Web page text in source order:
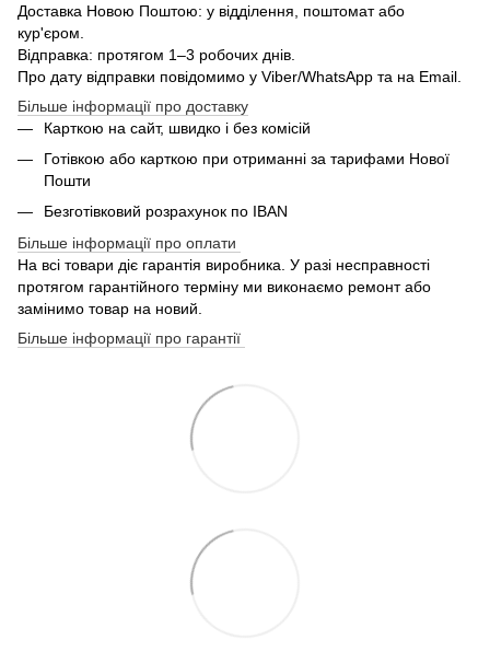
Доставка Новою Поштою: у відділення, поштомат або
кур'єром.
Відправка: протягом 1–3 робочих днів.
Про дату відправки повідомимо у Viber/WhatsApp та на Email.
Більше інформації про доставку
Карткою на сайт, швидко і без комісій
Готівкою або карткою при отриманні за тарифами Нової
Пошти
Безготівковий розрахунок по IBAN
Більше інформації про оплати
На всі товари діє гарантія виробника. У разі несправності
протягом гарантійного терміну ми виконаємо ремонт або
замінимо товар на новий.
Більше інформації про гарантії